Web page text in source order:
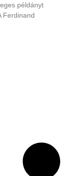
példányt
Ferdinand